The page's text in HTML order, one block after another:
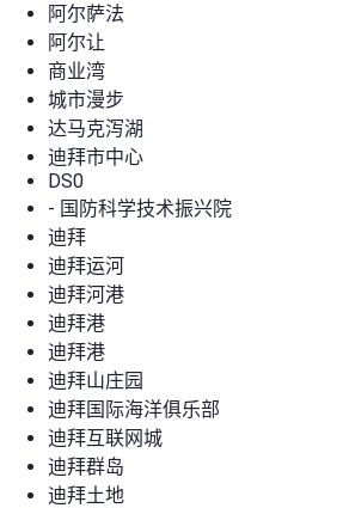
阿尔萨法
阿尔让
商业湾
城市漫步
达马克泻湖
迪拜市中心
DS0
- 国防科学技术振兴院
迪拜
迪拜运河
迪拜河港
迪拜港
迪拜港
迪拜山庄园
迪拜国际海洋俱乐部
迪拜互联网城
迪拜群岛
迪拜土地